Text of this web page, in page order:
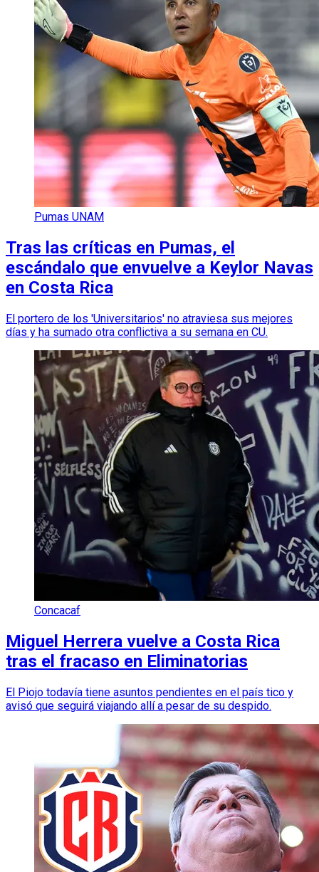
Pumas UNAM
Tras las críticas en Pumas, el
escándalo que envuelve a Keylor Navas
en Costa Rica
El portero de los 'Universitarios' no atraviesa sus mejores
días y ha sumado otra conflictiva a su semana en CU.
Concacaf
Miguel Herrera vuelve a Costa Rica
tras el fracaso en Eliminatorias
El Piojo todavía tiene asuntos pendientes en el país tico y
avisó que seguirá viajando allí a pesar de su despido.